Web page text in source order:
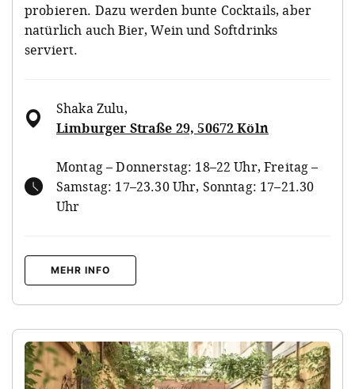
probieren. Dazu werden bunte Cocktails, aber
natürlich auch Bier, Wein und Softdrinks
serviert.
Shaka Zulu,
Limburger Straße 29, 50672 Köln
Montag – Donnerstag: 18–22 Uhr, Freitag –
Samstag: 17–23.30 Uhr, Sonntag: 17–21.30
Uhr
MEHR INFO